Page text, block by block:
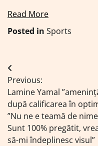
Read More
Posted in Sports
Navigare
în
articole
Previous:
Lamine Yamal
după calificarea în
”Nu ne e teamă de
Sunt 100% pregătit,
să-mi îndeplinesc visul”